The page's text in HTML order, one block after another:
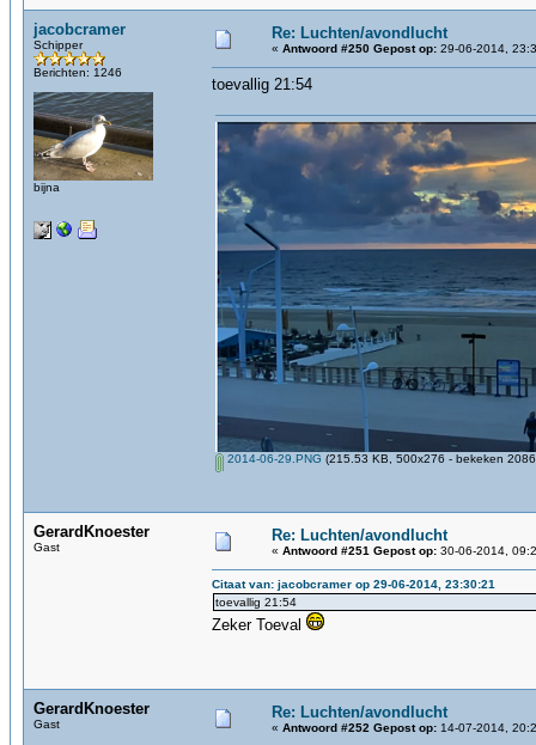
jacobcramer
Schipper
Berichten: 1246
bijna
Re: Luchten/avondlucht
« Antwoord #250 Gepost op: 29-06-2014,
toevallig 21:54
2014-06-29.PNG (215.53 KB, 500x276 - bekeken
GerardKnoester
Gast
Re: Luchten/avondlucht
« Antwoord #251 Gepost op: 30-06-2014,
Citaat van: jacobcramer op 29-06-2014, 23:30:21
toevallig 21:54
Zeker Toeval
GerardKnoester
Gast
Re: Luchten/avondlucht
« Antwoord #252 Gepost op: 14-07-2014,